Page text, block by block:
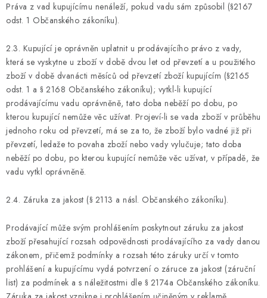
Práva z vad kupujícímu nenáleží, pokud vadu sám způsobil (§2167
odst. 1 Občanského zákoníku).
2.3. Kupující je oprávněn uplatnit u prodávajícího právo z vady,
která se vyskytne u zboží v době dvou let od převzetí a u použitého
zboží v době dvanácti měsíců od převzetí zboží kupujícím (§2165
odst. 1 a § 2168 Občanského zákoníku); vytkl-li kupující
prodávajícímu vadu oprávněně, tato doba neběží po dobu, po
kterou kupující nemůže věc užívat. Projeví-li se vada zboží v průběhu
jednoho roku od převzetí, má se za to, že zboží bylo vadné již při
převzetí, ledaže to povaha zboží nebo vady vylučuje; tato doba
neběží po dobu, po kterou kupující nemůže věc užívat, v případě, že
vadu vytkl oprávněně.
2.4. Záruka za jakost (§ 2113 a násl. Občanského zákoníku).
Prodávající může svým prohlášením poskytnout záruku za jakost
zboží přesahující rozsah odpovědnosti prodávajícího za vady danou
zákonem, přičemž podmínky a rozsah této záruky určí v tomto
prohlášení a kupujícímu vydá potvrzení o záruce za jakost (záruční
list) za podmínek a s náležitostmi dle § 2174a Občanského zákoníku.